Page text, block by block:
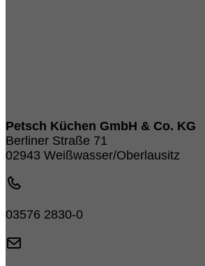
Petsch Küchen GmbH & Co. KG
Berliner Straße 71
02943 Weißwasser/Oberlausitz
03576 2830-0